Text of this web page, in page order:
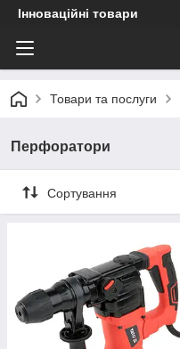
Інноваційні товари
Товари та послуги
Перфоратори
Сортування